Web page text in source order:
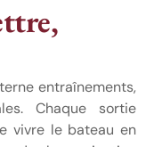
entraînements,
Chaque sortie
vivre le bateau en